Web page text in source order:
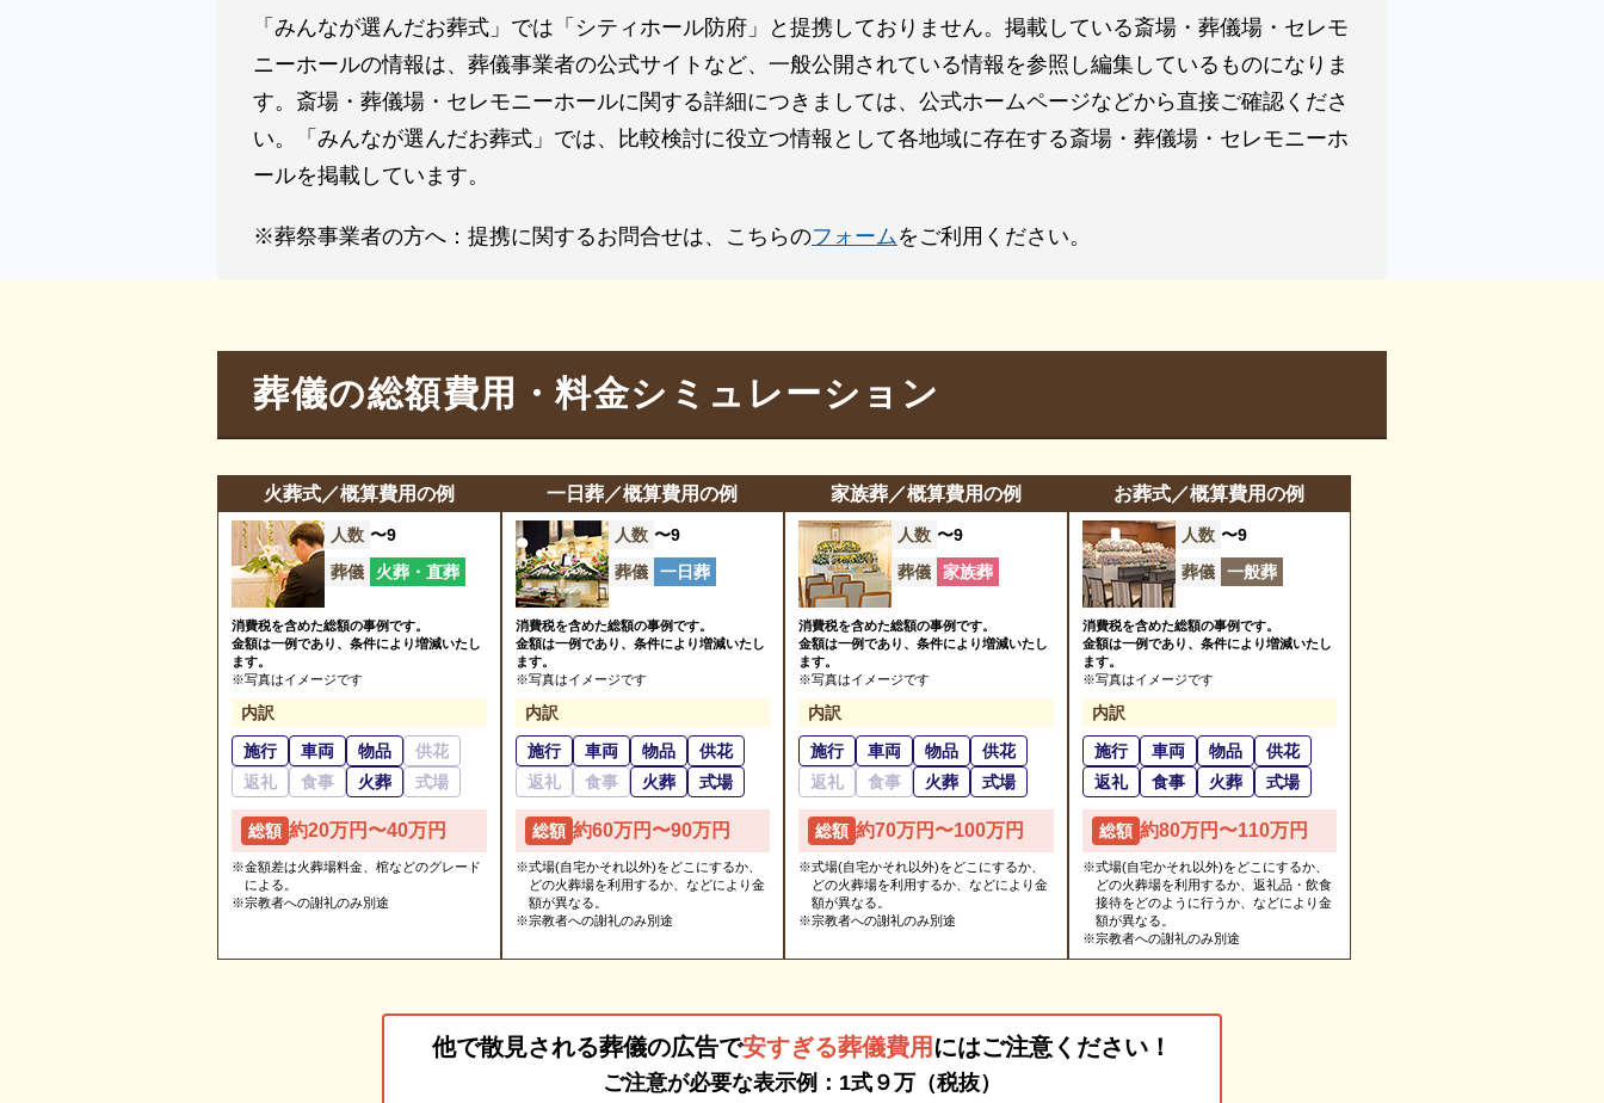
参列者控室 - シャワー - 浴室 -
貸布団 - アメニティセット - 冷蔵庫 -
エントランス ロビー -
「みんなが選んだお葬式」では「シティホール防府」と提携しておりません。掲載している斎場・葬儀場・セレモ
ニーホールの情報は、葬儀事業者の公式サイトなど、一般公開されている情報を参照し編集しているものになりま
す。斎場・葬儀場・セレモニーホールに関する詳細につきましては、公式ホームページなどから直接ご確認くださ
い。「みんなが選んだお葬式」では、比較検討に役立つ情報として各地域に存在する斎場・葬儀場・セレモニーホ
ールを掲載しています。
※葬祭事業者の方へ：提携に関するお問合せは、こちらのフォームをご利用ください。
葬儀の総額費用・料金シミュレーション
火葬式／概算費用の例
人数 〜9
葬儀
火葬・直葬
消費税を含めた総額の事例です。
金額は一例であり、条件により増減いたし
ます。
※写真はイメージです
内訳
施行
車両 物品
供花
返礼
食事 火葬 式場
総額 約20万円〜40万円
※金額差は火葬場料金、棺などのグレード
による。
※宗教者への謝礼のみ別途
一日葬／概算費用の例
人数 〜9
葬儀
一日葬
消費税を含めた総額の事例です。
金額は一例であり、条件により増減いたし
ます。
※写真はイメージです
内訳
施行
車両 物品
供花
返礼
食事 火葬 式場
総額 約60万円〜90万円
※式場(自宅かそれ以外)をどこにするか、
どの火葬場を利用するか、などにより金
額が異なる。
※宗教者への謝礼のみ別途
家族葬／概算費用の例
人数 〜9
葬儀
家族葬
消費税を含めた総額の事例です。
金額は一例であり、条件により増減いたし
ます。
※写真はイメージです
内訳
施行
車両 物品
供花
返礼
食事 火葬 式場
総額 約70万円〜100万円
※式場(自宅かそれ以外)をどこにするか、
どの火葬場を利用するか、などにより金
額が異なる。
※宗教者への謝礼のみ別途
お葬式／概算費用の例
人数 〜9
葬儀
一般葬
消費税を含めた総額の事例です。
金額は一例であり、条件により増減いたし
ます。
※写真はイメージです
内訳
施行
車両 物品
供花
返礼
食事 火葬 式場
総額 約80万円〜110万円
※式場(自宅かそれ以外)をどこにするか、
どの火葬場を利用するか、返礼品・飲食
接待をどのように行うか、などにより金
額が異なる。
※宗教者への謝礼のみ別途
他で散見される葬儀の広告で安すぎる葬儀費用 にはご注意ください！
ご注意が必要な表示例：1式９万（税抜）